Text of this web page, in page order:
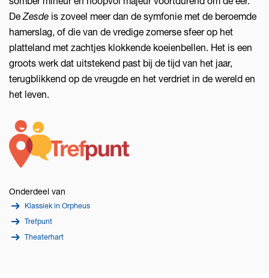
DeZesde is zoveel meer dan de symfonie met de beroemde
hamerslag, of die van de vredige zomerse sfeer op het
platteland met zachtjes klokkende koeienbellen. Het is een
groots werk dat uitstekend past bij de tijd van het jaar,
terugblikkend op de vreugde en het verdriet in de wereld en
het leven.
Onderdeel van
Klassiek in Orpheus
Trefpunt
Theaterhart